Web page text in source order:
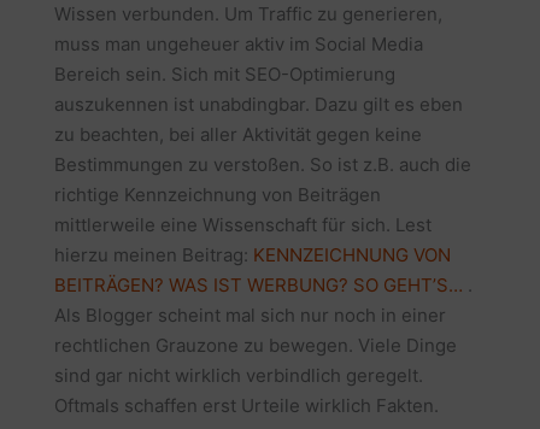
Wissen verbunden. Um Traffic zu generieren,
muss man ungeheuer aktiv im Social Media
Bereich sein. Sich mit SEO-Optimierung
auszukennen ist unabdingbar. Dazu gilt es eben
zu beachten, bei aller Aktivität gegen keine
Bestimmungen zu verstoßen. So ist z.B. auch die
richtige Kennzeichnung von Beiträgen
mittlerweile eine Wissenschaft für sich. Lest
hierzu meinen Beitrag: KENNZEICHNUNG VON
BEITRÄGEN? WAS IST WERBUNG? SO GEHT’S… .
Als Blogger scheint mal sich nur noch in einer
rechtlichen Grauzone zu bewegen. Viele Dinge
sind gar nicht wirklich verbindlich geregelt.
Oftmals schaffen erst Urteile wirklich Fakten.